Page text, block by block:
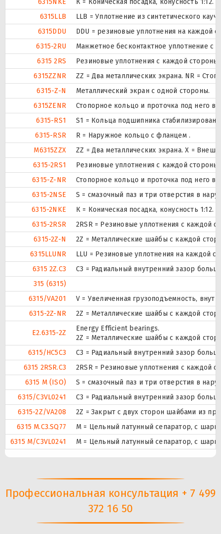
6315NKE
К = Коническая посадка, конусность 1:12.
6315LLB
LLB = Уплотнение из синтетического
6315DDU
DDU = резиновые уплотнения на каждой
6315-2RU
Манжетное бесконтактное уплотнение с
6315 2RS
Резиновые уплотнения с каждой
6315ZZNR
ZZ = Два металлических экрана. NR =
6315-Z-N
Металлический экран с одной стороны.
6315ZENR
Стопорное кольцо и проточка под него
6315-RS1
S1 = Кольца подшипника
6315-RSR
R = Наружное кольцо с фланцем .
M6315ZZX
ZZ = Два металлических экрана. X =
6315-2RS1
Резиновые уплотнения с каждой
6315-Z-NR
Стопорное кольцо и проточка под него
6315-2NSE
S = смазочный паз и три отверстия в
6315-2NKE
К = Коническая посадка, конусность 1:12.
6315-2RSR
2RSR = Резиновые уплотнения с каждой
6315-2Z-N
2Z = Металлические шайбы с каждой
6315LLUNR
LLU = Резиновые уплотнения на каждой
6315 2Z.C3
C3 = Радиальный внутренний зазор
315 (6315)
6315/VA201
V = Увеличенная грузоподъемность,
6315-2Z-NR
2Z = Металлические шайбы с каждой
E2.6315-2Z
Energy Efficient bearings.
2Z = Металлические шайбы с каждой
6315/HC5C3
C3 = Радиальный внутренний зазор
6315 2RSR.C3
2RSR = Резиновые уплотнения с каждой
6315 M (ISO)
S = смазочный паз и три отверстия в
6315/C3VL0241
C3 = Радиальный внутренний зазор
6315-2Z/VA208
2Z = Закрыт с двух сторон шайбами из
6315 M.C3.SQ77
M = Цельный латунный сепаратор, с
6315 M/C3VL0241
M = Цельный латунный сепаратор, с
Профессиональная консультация + 7 499
372 16 50